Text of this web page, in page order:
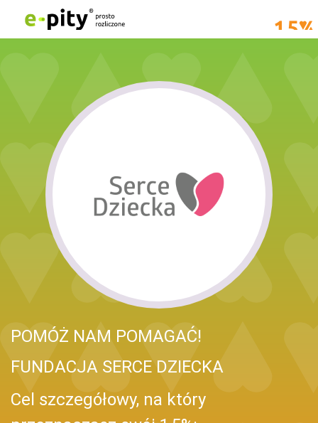
POMÓŻ NAM POMAGAĆ!
FUNDACJA SERCE DZIECKA
Cel szczegółowy, na który